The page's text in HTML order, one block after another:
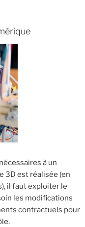
à un
3D est réalisée (en
il faut exploiter le
les modifications
contractuels pour